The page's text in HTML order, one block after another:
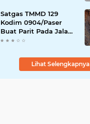
Satgas TMMD 129
Kodim 0904/Paser
Buat Parit Pada Jalan
Baru
Lihat Selengkapnya